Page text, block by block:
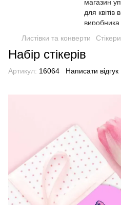
Листівки та конверти Стікери
Набір стікерів
Артикул: 16064 Написати відгук